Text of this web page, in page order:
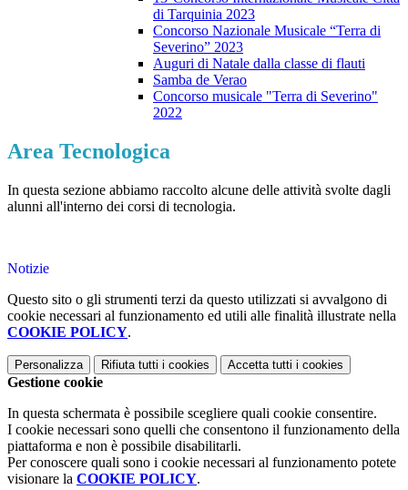
di Tarquinia 2023
Concorso Nazionale Musicale “Terra di
Severino” 2023
Auguri di Natale dalla classe di flauti
Samba de Verao
Concorso musicale "Terra di Severino"
2022
Area Tecnologica
In questa sezione abbiamo raccolto alcune delle attività svolte dagli
alunni all'interno dei corsi di tecnologia.
Notizie
Questo sito o gli strumenti terzi da questo utilizzati si avvalgono di
cookie necessari al funzionamento ed utili alle finalità illustrate nella
COOKIE POLICY.
Personalizza Rifiuta tutti i cookies Accetta tutti i cookies
Gestione cookie
In questa schermata è possibile scegliere quali cookie consentire.
I cookie necessari sono quelli che consentono il funzionamento della
piattaforma e non è possibile disabilitarli.
Per conoscere quali sono i cookie necessari al funzionamento potete
visionare la COOKIE POLICY.